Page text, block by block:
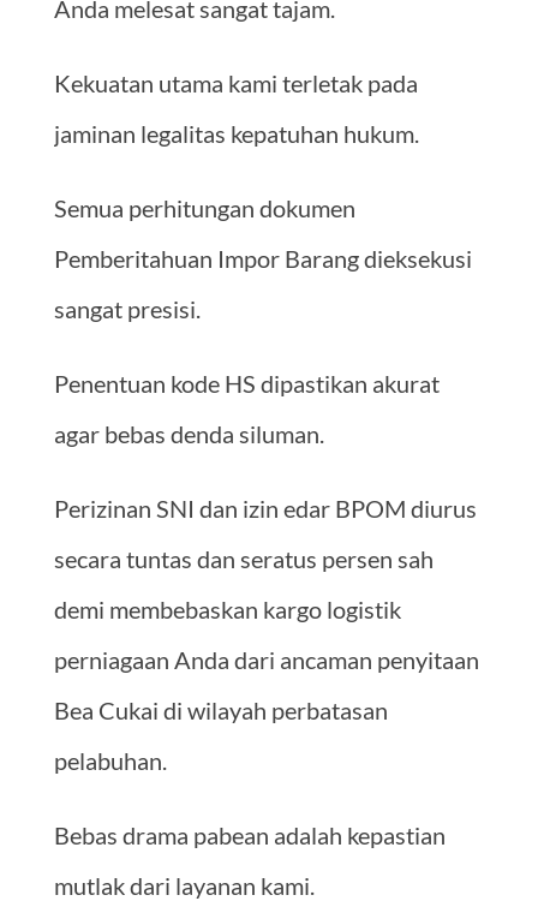
Anda melesat sangat tajam.
Kekuatan utama kami terletak pada
jaminan legalitas kepatuhan hukum.
Semua perhitungan dokumen
Pemberitahuan Impor Barang dieksekusi
sangat presisi.
Penentuan kode HS dipastikan akurat
agar bebas denda siluman.
Perizinan SNI dan izin edar BPOM diurus
secara tuntas dan seratus persen sah
demi membebaskan kargo logistik
perniagaan Anda dari ancaman penyitaan
Bea Cukai di wilayah perbatasan
pelabuhan.
Bebas drama pabean adalah kepastian
mutlak dari layanan kami.